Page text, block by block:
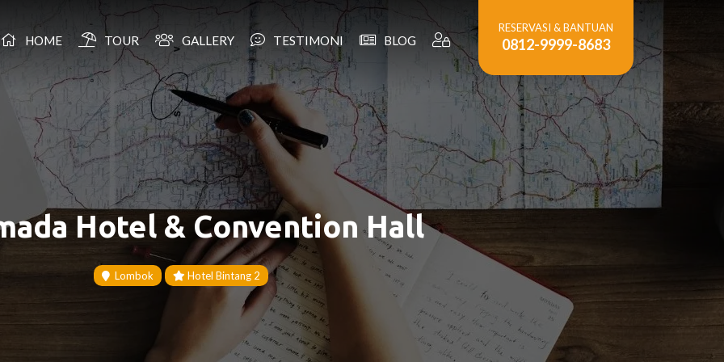
HOME TOUR GALLERY TESTIMONI BLOG
RESERVASI & BANTUAN
0812-9999-8683
Hotel & Convention Hall
Lombok Hotel Bintang 2